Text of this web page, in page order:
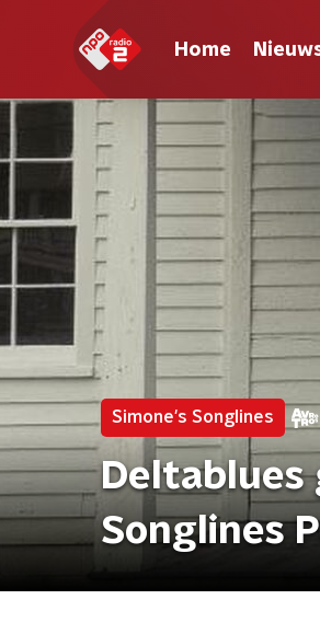
Home
Simone's Songlines
Deltablues
Songlines